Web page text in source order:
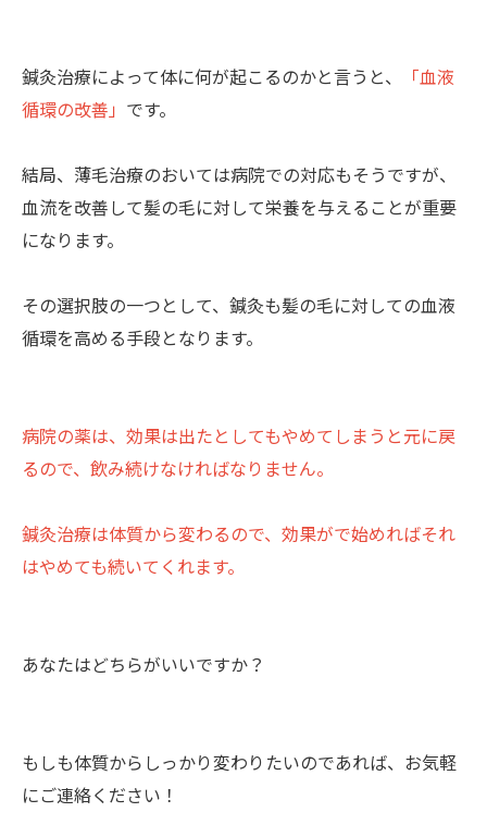
鍼灸治療によって体に何が起こるのかと言うと、
「血液
循環の改善」 です。
結局、薄毛治療のおいては病院での対応もそうですが、
血流を改善して髪の毛に対して栄養を与えることが重要
になります。
その選択肢の一つとして、鍼灸も髪の毛に対しての血液
循環を高める手段となります。
病院の薬は、効果は出たとしてもやめてしまうと元に戻
るので、飲み続けなければなりません。
鍼灸治療は体質から変わるので、効果がで始めればそれ
はやめても続いてくれます。
あなたはどちらがいいですか？
もしも体質からしっかり変わりたいのであれば、お気軽
にご連絡ください！